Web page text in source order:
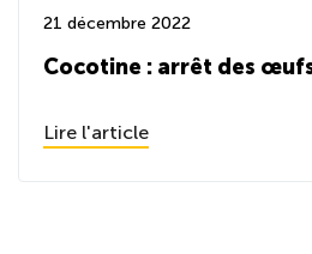
21 décembre 2022
Cocotine : arrêt des
Lire l'article